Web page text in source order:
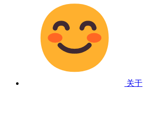
关于